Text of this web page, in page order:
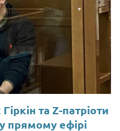
та Z-патріоти
прямому ефірі